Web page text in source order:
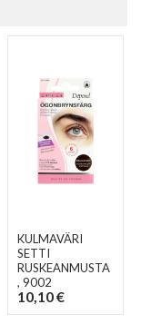
KULMAVÄRI
SETTI
RUSKEANMUSTA
, 9002
10,10 €